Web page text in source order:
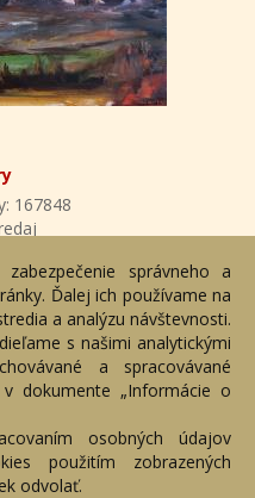
167848
€
správneho a
Ďalej ich používame na
a analýzu návštevnosti.
s našimi analytickými
a spracovávané
dokumente „Informácie o
osobných údajov
použitím zobrazených
odvolať.